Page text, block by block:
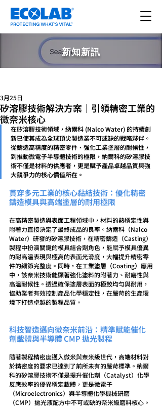
新知新訊
矽溶膠技術解決方案｜引領精密工業的
微奈米核心
3月25日
在矽溶膠技術領域，納爾科 (Nalco Water) 的持續創
新已使其成為全球頂尖製造業不可或缺的戰略夥伴。
從鑄造高精度的精密零件、強化工業塗層的耐候性，
到推動微電子半導體技術的極限，納爾科的矽溶膠技
術不僅是材料的供應者，更是賦予產品卓越品質與強
大競爭力的核心價值所在。
貫穿多元工業的核心黏結技術：優化精密
鑄造模具與高端塗層的耐用極限
在高精密製造與表面工程領域中，材料的熱穩定性與
附著力直接決定了最終成品的良率。納爾科（Nalco
Water）研發的矽溶膠技術，在精密鑄造（Casting）
製程中扮演關鍵的模具結合劑角色，能賦予模具優異
的耐高溫表現與極高的表面光滑度，大幅提升精密零
件的細節完整度。同時，在工業塗層（Coating）應用
中，該奈米技術能顯著強化塗料的附著力、耐磨性與
高溫耐候性。透過確保塗層表面的極致均勻與耐用，
協助業者有效控制產品化學穩定性，在嚴苛的生產環
境下打造卓越的製程品質。
科技智造邁向微奈米前沿：精準賦能催化
劑載體與半導體 CMP 拋光製程
隨著製程精密度邁入微米與奈米級世代，高端材料對
於精密度的要求已達到了前所未有的嚴苛標準。納爾
科的矽溶膠技術不僅是提升催化劑（Catalyst）化學
反應效率的優異穩定載體，更是微電子
（Microelectronics）與半導體化學機械研磨
（CMP）拋光液配方中不可或缺的奈米級磨料核心。